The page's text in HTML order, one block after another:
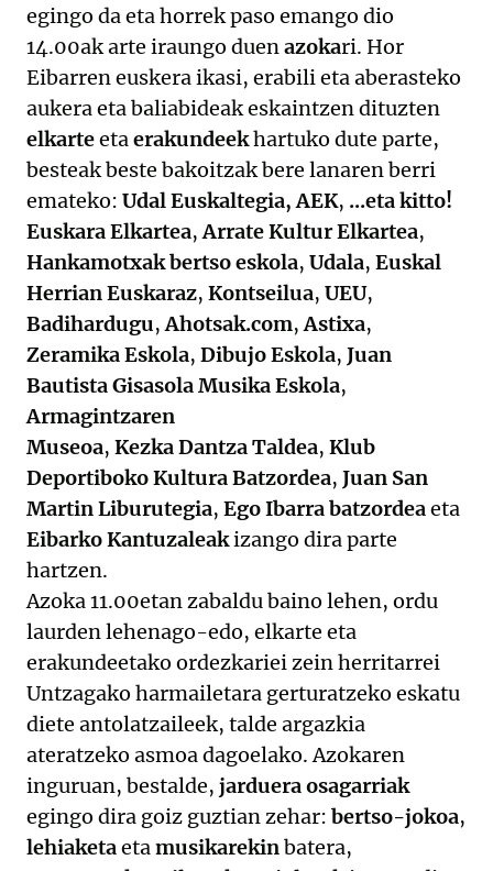
egingo da eta horrek paso emango dio
14.00ak arte iraungo duenazokari. Hor
Eibarren euskera ikasi, erabili eta aberasteko
aukera eta baliabideak eskaintzen dituzten
elkarteetaerakundeekhartuko dute parte,
besteak beste bakoitzak bere lanaren berri
emateko: Udal Euskaltegia, AEK, ...eta kitto!
Euskara Elkartea,Arrate Kultur Elkartea,
Hankamotxak bertso eskola, Udala, Euskal
Herrian Euskaraz, Kontseilua, UEU,
Badihardugu,Ahotsak.com,Astixa,
Zeramika Eskola, Dibujo Eskola, Juan
Bautista Gisasola Musika Eskola,
Armagintzaren
Museoa, Kezka Dantza Taldea, Klub
Deportiboko Kultura Batzordea, Juan San
Martin Liburutegia, Ego Ibarra batzordeaeta
Eibarko Kantuzaleakizango dira parte
hartzen.
Azoka 11.00etan zabaldu baino lehen, ordu
laurden lehenago-edo, elkarte eta
erakundeetako ordezkariei zein herritarrei
Untzagako harmailetara gerturatzeko eskatu
diete antolatzaileek, talde argazkia
ateratzeko asmoa dagoelako. Azokaren
inguruan, bestalde, jarduera osagarriak
egingo dira goiz guztian zehar: bertso-jokoa,
lehiaketaetamusikarekinbatera,